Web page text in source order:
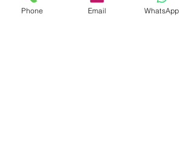
Property Type
Size
Phone Email WhatsApp